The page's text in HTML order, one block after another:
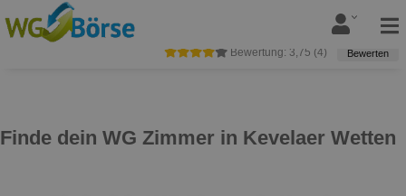
Finde dein WG Zimmer in Kevelaer Wetten
Bewertung: 3,75 (4) Bewerten